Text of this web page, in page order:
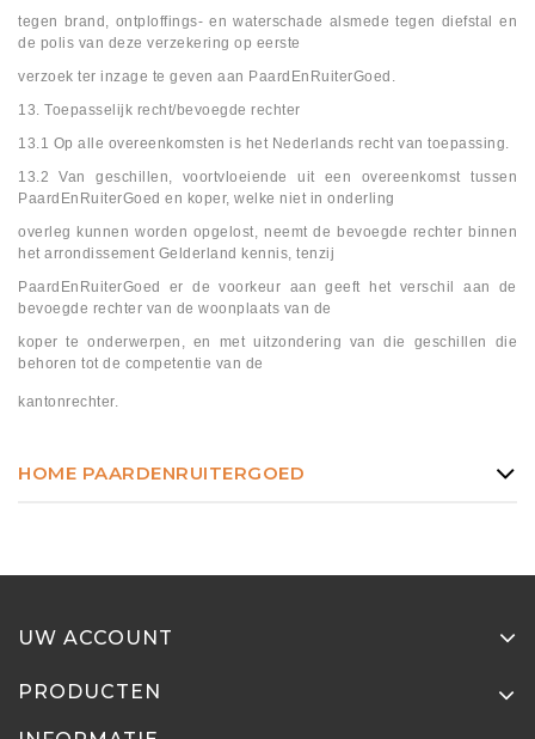
tegen brand, ontploffings- en waterschade alsmede tegen diefstal en
de polis van deze verzekering op eerste
verzoek ter inzage te geven aan PaardEnRuiterGoed.
13. Toepasselijk recht/bevoegde rechter
13.1 Op alle overeenkomsten is het Nederlands recht van toepassing.
13.2 Van geschillen, voortvloeiende uit een overeenkomst tussen
PaardEnRuiterGoed en koper, welke niet in onderling
overleg kunnen worden opgelost, neemt de bevoegde rechter binnen
het arrondissement Gelderland kennis, tenzij
PaardEnRuiterGoed er de voorkeur aan geeft het verschil aan de
bevoegde rechter van de woonplaats van de
koper te onderwerpen, en met uitzondering van die geschillen die
behoren tot de competentie van de
kantonrechter.
HOME PAARDENRUITERGOED
UW ACCOUNT
PRODUCTEN